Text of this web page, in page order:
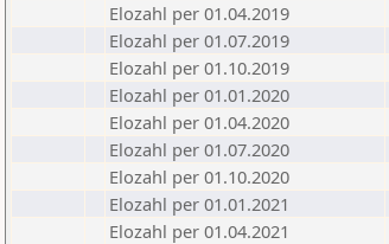
Elozahl per 01.04.2019
Elozahl per 01.07.2019
Elozahl per 01.10.2019
Elozahl per 01.01.2020
Elozahl per 01.04.2020
Elozahl per 01.07.2020
Elozahl per 01.10.2020
Elozahl per 01.01.2021
Elozahl per 01.04.2021